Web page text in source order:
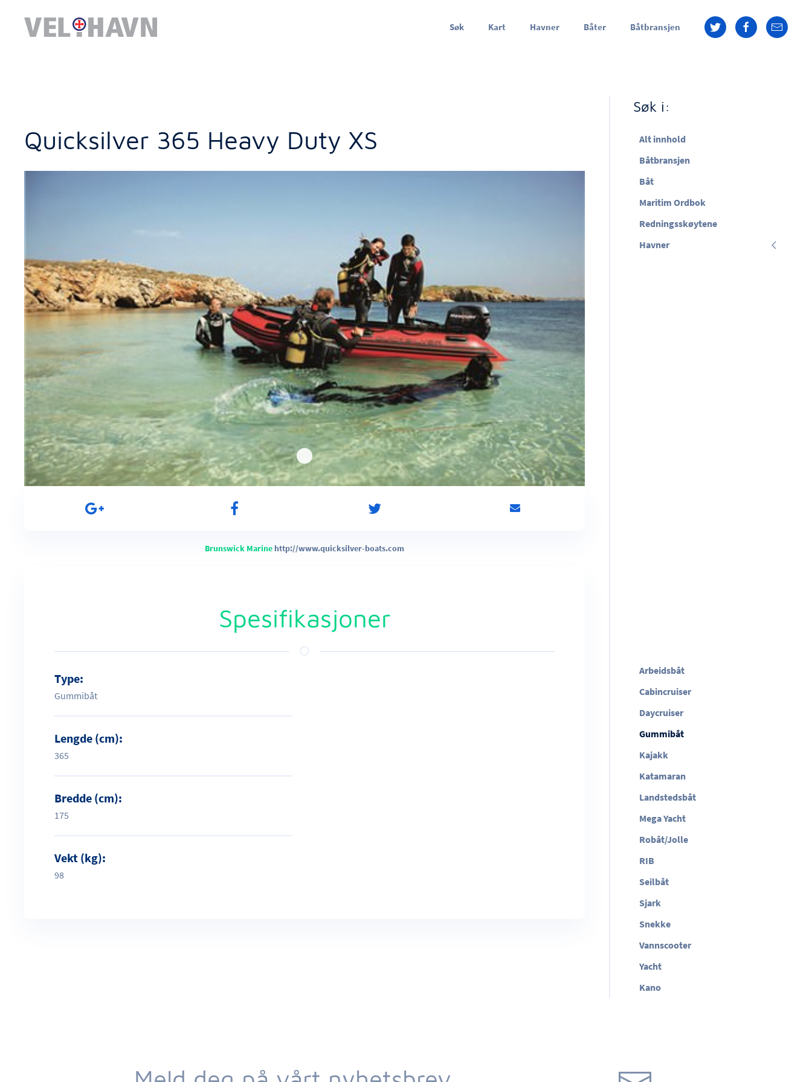
Søk Kart Havner Båter Båtbransjen
Quicksilver 365 Heavy Duty XS
Brunswick Marine http://www.quicksilver-boats.com
Spesifikasjoner
Type:
Gummibåt
Lengde (cm):
365
Bredde (cm):
175
Vekt (kg):
98
Søk i:
Alt innhold
Båtbransjen
Båt
Maritim Ordbok
Redningsskøytene
Havner
Arbeidsbåt
Cabincruiser
Daycruiser
Gummibåt
Kajakk
Katamaran
Landstedsbåt
Mega Yacht
Robåt/Jolle
RIB
Seilbåt
Sjark
Snekke
Vannscooter
Yacht
Kano